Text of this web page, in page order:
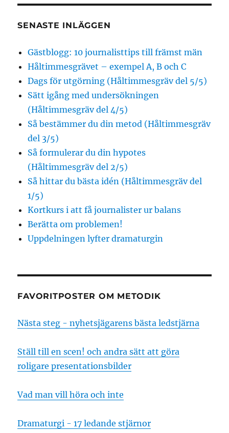
SENASTE INLÄGGEN
Gästblogg: 10 journalisttips till främst män
Håltimmesgrävet – exempel A, B och C
Dags för utgörning (Håltimmesgräv del 5/5)
Sätt igång med undersökningen
(Håltimmesgräv del 4/5)
Så bestämmer du din metod (Håltimmesgräv
del 3/5)
Så formulerar du din hypotes
(Håltimmesgräv del 2/5)
Så hittar du bästa idén (Håltimmesgräv del
1/5)
Kortkurs i att få journalister ur balans
Berätta om problemen!
Uppdelningen lyfter dramaturgin
FAVORITPOSTER OM METODIK
Nästa steg - nyhetsjägarens bästa ledstjärna
Ställ till en scen! och andra sätt att göra
roligare presentationsbilder
Vad man vill höra och inte
Dramaturgi - 17 ledande stjärnor